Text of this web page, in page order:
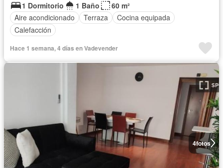
1 Dormitorio
1 Baño
60 m²
Aire acondicionado
Terraza
Cocina equipada
Calefacción
Hace 1 semana, 4 días en Vadevender
4fotos